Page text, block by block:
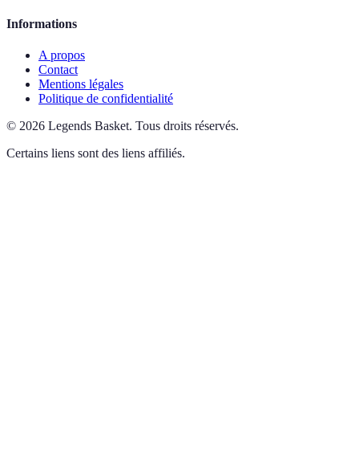
Informations
A propos
Contact
Mentions légales
Politique de confidentialité
© 2026 Legends Basket. Tous droits réservés.
Certains liens sont des liens affiliés.